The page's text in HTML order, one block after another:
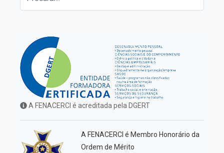
A FENACERCI é acreditada pela DGERT
A FENACERCI é Membro Honorário da
Ordem de Mérito